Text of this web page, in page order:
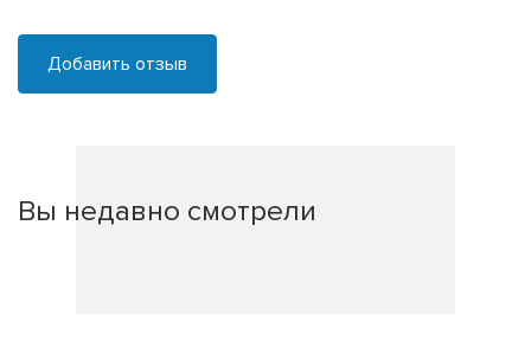
Добавить отзыв
Вы недавно смотрели